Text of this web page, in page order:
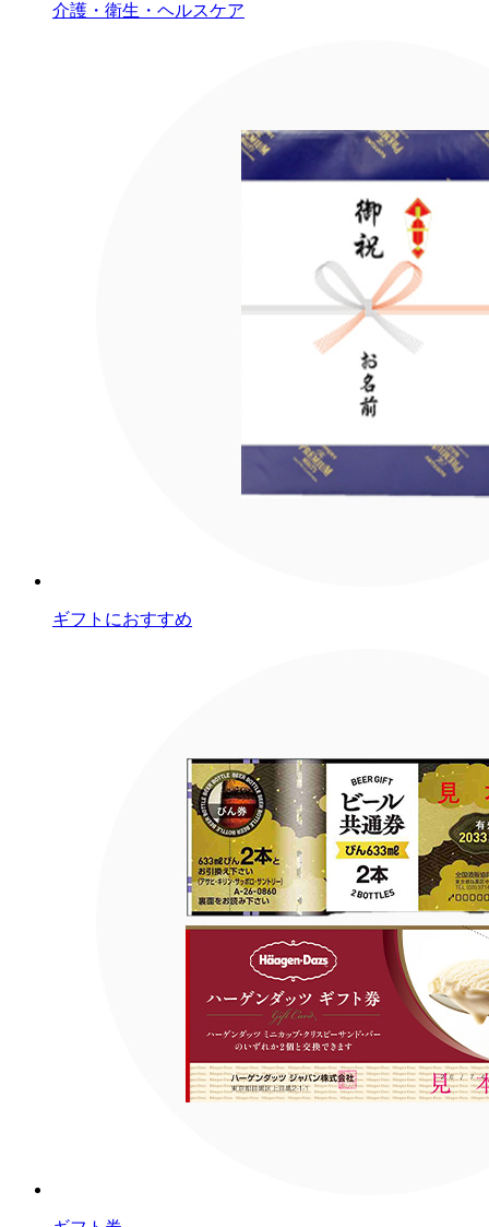
介護・衛生・ヘルスケア
ギフトにおすすめ